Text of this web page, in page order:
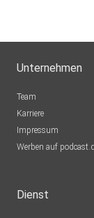
Unternehmen
Team
Karriere
Impressum
Werben auf
Dienst